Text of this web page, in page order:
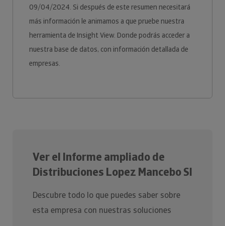
09/04/2024. Si después de este resumen necesitará
más información le animamos a que pruebe nuestra
herramienta de Insight View. Donde podrás acceder a
nuestra base de datos, con información detallada de
empresas.
Ver el Informe ampliado de
Distribuciones Lopez Mancebo Sl
Descubre todo lo que puedes saber sobre
esta empresa con nuestras soluciones